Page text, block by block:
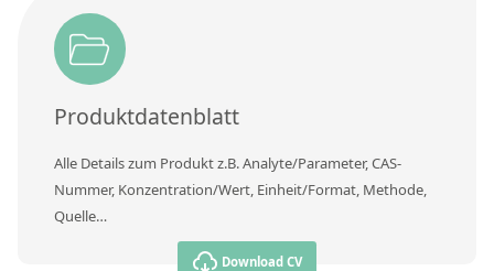
Produktdatenblatt
Alle Details zum Produkt z.B. Analyte/Parameter, CAS-
Nummer, Konzentration/Wert, Einheit/Format, Methode,
Quelle…
Download CV